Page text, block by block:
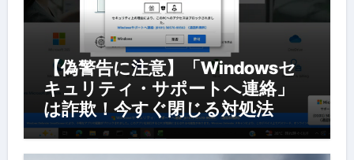
【偽警告に注意】「Windowsセ
キュリティ・サポートへ連絡」
は詐欺！今すぐ閉じる対処法